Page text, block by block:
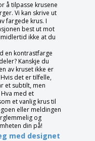
å tilpasse krusene
Vi kan skrive ut
fargede krus. I
best ut mot
ikke at du
en kontrastfarge
Kanskje du
av kruset ikke er
det er tilfelle,
et subtilt, men
med et
et vanlig krus til
eller meldingen
og
din på!
med designet